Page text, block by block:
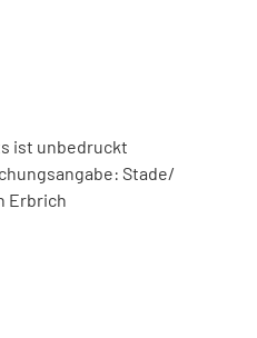
ist unbedruckt
Stade/
Erbrich